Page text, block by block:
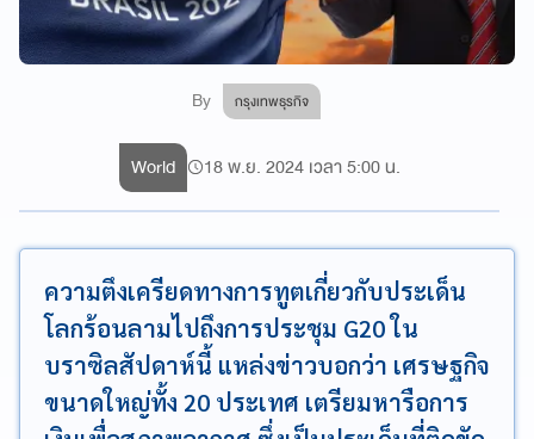
By กรุงเทพธุรกิจ
World 18 พ.ย. 2024 เวลา 5:00 น.
ความตึงเครียดทางการทูตเกี่ยวกับประเด็น
โลกร้อนลามไปถึงการประชุม G20 ใน
บราซิลสัปดาห์นี้ แหล่งข่าวบอกว่า เศรษฐกิจ
ขนาดใหญ่ทั้ง 20 ประเทศ เตรียมหารือการ